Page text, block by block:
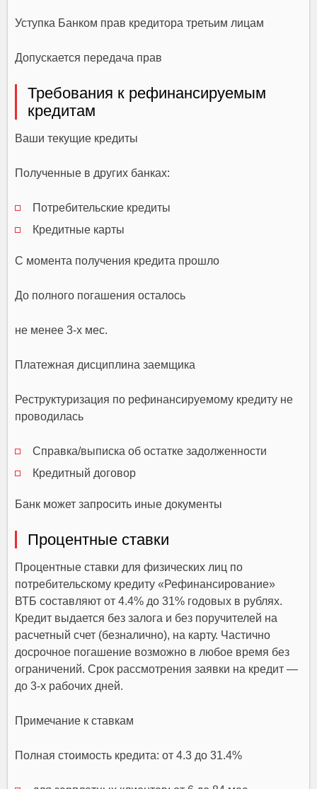
Уступка Банком прав кредитора третьим лицам
Допускается передача прав
Требования к рефинансируемым
кредитам
Ваши текущие кредиты
Полученные в других банках:
Потребительские кредиты
Кредитные карты
С момента получения кредита прошло
До полного погашения осталось
не менее 3-х мес.
Платежная дисциплина заемщика
Реструктуризация по рефинансируемому кредиту не
проводилась
Справка/выписка об остатке задолженности
Кредитный договор
Банк может запросить иные документы
Процентные ставки
Процентные ставки для физических лиц по
потребительскому кредиту «Рефинансирование»
ВТБ составляют от 4.4% до 31% годовых в рублях.
Кредит выдается без залога и без поручителей на
расчетный счет (безналично), на карту. Частично
досрочное погашение возможно в любое время без
ограничений. Срок рассмотрения заявки на кредит —
до 3-х рабочих дней.
Примечание к ставкам
Полная стоимость кредита: от 4.3 до 31.4%